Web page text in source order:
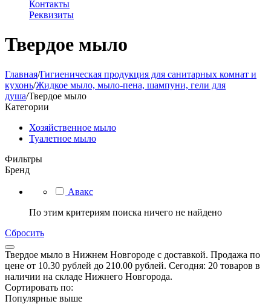
Контакты
Реквизиты
Твердое мыло
Главная/Гигиеническая продукция для санитарных комнат и
кухонь/Жидкое мыло, мыло-пена, шампуни, гели для
душа/Твердое мыло
Категории
Хозяйственное мыло
Туалетное мыло
Фильтры
Бренд
Авакс
По этим критериям поиска ничего не найдено
Сбросить
Твердое мыло в Нижнем Новгороде с доставкой. Продажа по
цене от 10.30 рублей до 210.00 рублей. Сегодня: 20 товаров в
наличии на складе Нижнего Новгорода.
Сортировать по:
Популярные выше